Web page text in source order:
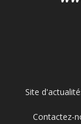
Site
Contactez-